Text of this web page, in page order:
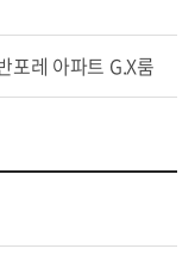
포레 아파트 G.X룸